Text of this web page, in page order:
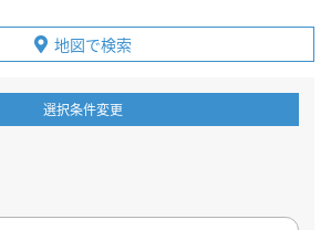
地図で検索
選択条件変更